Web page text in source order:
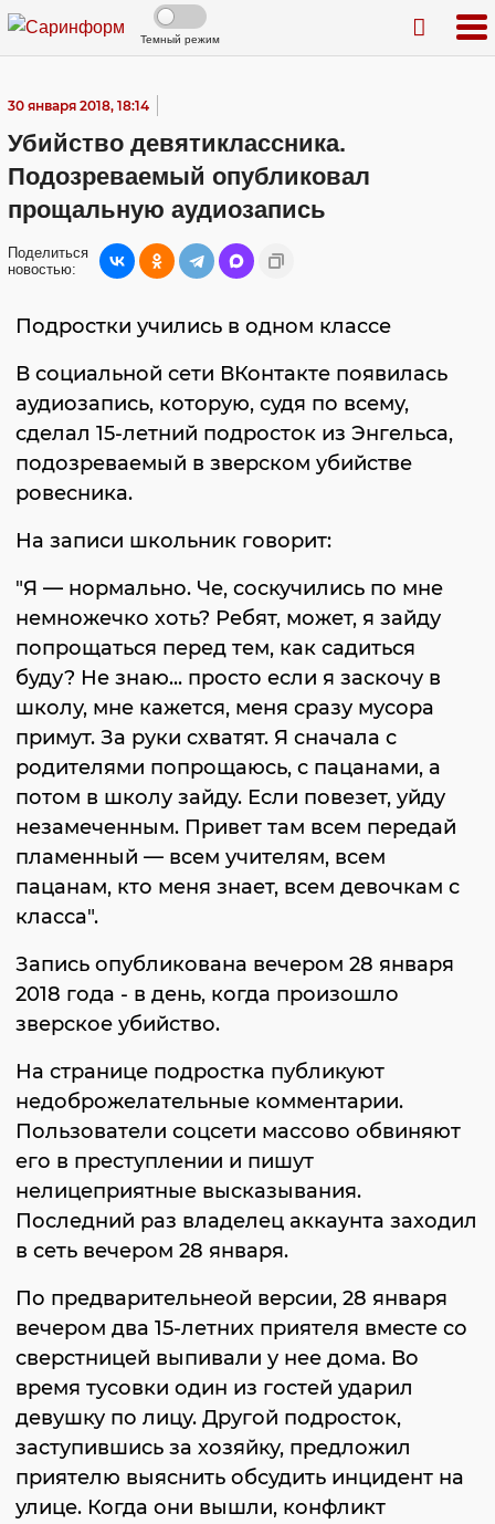
Темный режим
30 января 2018, 18:14
Убийство девятиклассника.
Подозреваемый опубликовал
прощальную аудиозапись
Поделиться
новостью:
Подростки учились в одном классе
В социальной сети ВКонтакте появилась
аудиозапись, которую, судя по всему,
сделал 15-летний подросток из Энгельса,
подозреваемый в зверском убийстве
ровесника.
На записи школьник говорит:
"Я — нормально. Че, соскучились по мне
немножечко хоть? Ребят, может, я зайду
попрощаться перед тем, как садиться
буду? Не знаю... просто если я заскочу в
школу, мне кажется, меня сразу мусора
примут. За руки схватят. Я сначала с
родителями попрощаюсь, с пацанами, а
потом в школу зайду. Если повезет, уйду
незамеченным. Привет там всем передай
пламенный — всем учителям, всем
пацанам, кто меня знает, всем девочкам с
класса".
Запись опубликована вечером 28 января
2018 года - в день, когда произошло
зверское убийство.
На странице подростка публикуют
недоброжелательные комментарии.
Пользователи соцсети массово обвиняют
его в преступлении и пишут
нелицеприятные высказывания.
Последний раз владелец аккаунта заходил
в сеть вечером 28 января.
По предварительнеой версии, 28 января
вечером два 15-летних приятеля вместе со
сверстницей выпивали у нее дома. Во
время тусовки один из гостей ударил
девушку по лицу. Другой подросток,
заступившись за хозяйку, предложил
приятелю выяснить обсудить инцидент на
улице. Когда они вышли, конфликт